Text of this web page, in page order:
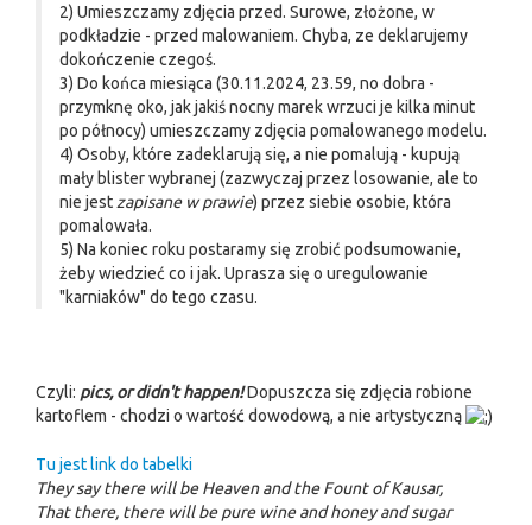
2) Umieszczamy zdjęcia przed. Surowe, złożone, w
podkładzie - przed malowaniem. Chyba, ze deklarujemy
dokończenie czegoś.
3) Do końca miesiąca (30.11.2024, 23.59, no dobra -
przymknę oko, jak jakiś nocny marek wrzuci je kilka minut
po północy) umieszczamy zdjęcia pomalowanego modelu.
4) Osoby, które zadeklarują się, a nie pomalują - kupują
mały blister wybranej (zazwyczaj przez losowanie, ale to
nie jest zapisane w prawie) przez siebie osobie, która
pomalowała.
5) Na koniec roku postaramy się zrobić podsumowanie,
żeby wiedzieć co i jak. Uprasza się o uregulowanie
"karniaków" do tego czasu.
Czyli: pics, or didn't happen!Dopuszcza się zdjęcia robione
kartoflem - chodzi o wartość dowodową, a nie artystyczną
Tu jest link do tabelki
They say there will be Heaven and the Fount of Kausar,
That there, there will be pure wine and honey and sugar